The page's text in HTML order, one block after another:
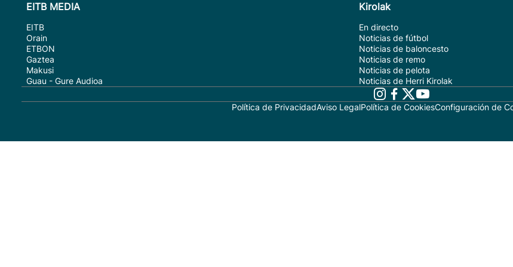
EITB MEDIA
EITB
Orain
ETBON
Gaztea
Makusi
Guau - Gure Audioa
Kirolak
En directo
Noticias de fútbol
Noticias de baloncesto
Noticias de remo
Noticias de pelota
Noticias de Herri Kirolak
Política de PrivacidadAviso LegalPolítica de CookiesConfiguración de